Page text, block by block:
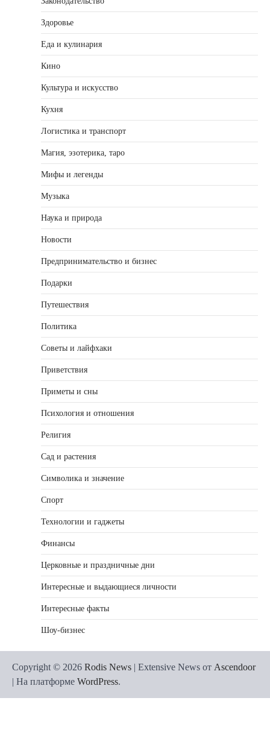
Здоровье
Еда и кулинария
Кино
Культура и искусство
Кухня
Логистика и транспорт
Магия, эзотерика, таро
Мифы и легенды
Музыка
Наука и природа
Новости
Предпринимательство и бизнес
Подарки
Путешествия
Политика
Советы и лайфхаки
Приветствия
Приметы и сны
Психология и отношения
Религия
Сад и растения
Символика и значение
Спорт
Технологии и гаджеты
Финансы
Церковные и праздничные дни
Интересные и выдающиеся личности
Интересные факты
Шоу-бизнес
Copyright © 2026 Rodis News | Extensive News от Ascendoor
| На платформе WordPress.